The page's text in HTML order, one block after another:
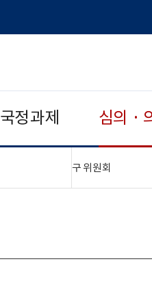
국정과제 심의 ·
구 위원회